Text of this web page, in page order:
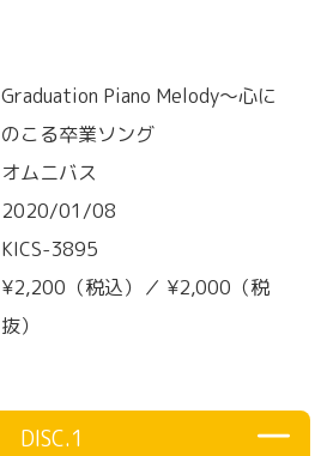
Graduation Piano Melody～心に
のこる卒業ソング
オムニバス
2020/01/08
KICS-3895
¥2,200（税込）／ ¥2,000（税
抜）
DISC.1